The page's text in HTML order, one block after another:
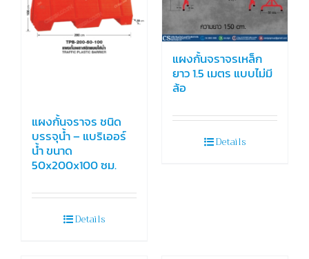
แผงกั้นจราจร ชนิด
บรรจุน้ำ – แบริเออร์
น้ำ ขนาด
50x200x100 ซม.
Details
แผงกั้นจราจรเหล็ก
ยาว 1.5 เมตร แบบไม่มี
ล้อ
Details